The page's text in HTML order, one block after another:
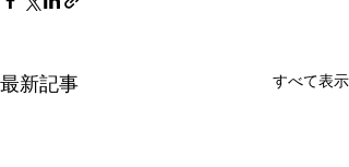
最新記事 すべて表示